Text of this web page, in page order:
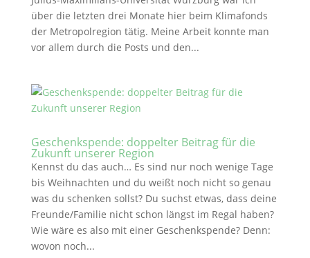
über die letzten drei Monate hier beim Klimafonds
der Metropolregion tätig. Meine Arbeit konnte man
vor allem durch die Posts und den...
Geschenkspende: doppelter Beitrag für die
Zukunft unserer Region
Kennst du das auch… Es sind nur noch wenige Tage
bis Weihnachten und du weißt noch nicht so genau
was du schenken sollst? Du suchst etwas, dass deine
Freunde/Familie nicht schon längst im Regal haben?
Wie wäre es also mit einer Geschenkspende? Denn:
wovon noch...